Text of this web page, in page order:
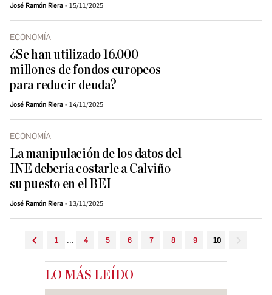
José Ramón Riera 15/11/2025
ECONOMÍA
¿Se han utilizado 16.000
millones de fondos europeos
para reducir deuda?
José Ramón Riera 14/11/2025
ECONOMÍA
La manipulación de los datos del
INE debería costarle a Calviño
su puesto en el BEI
José Ramón Riera 13/11/2025
1 ... 4 5 6 7 8 9 10
LO MÁS LEÍDO